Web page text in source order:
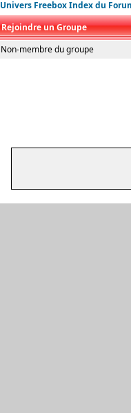
Univers Freebox Index du
Rejoindre un Groupe
Non-membre du groupe